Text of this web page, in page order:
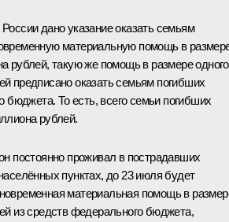
дано указание оказать семьям
материальную помощь в
рублей, такую же помощь в размере одного
предписано оказать семьям погибших
бюджета. То есть, всего семьи погибших
рублей.
постоянно проживал в пострадавших
пунктах, до 23 июля будет
материальная помощь в
из средств федерального бюджета,